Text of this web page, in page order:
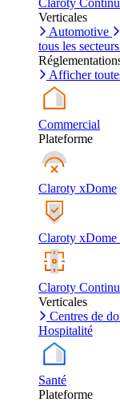
Claroty
Verticales
Automotive
tous les
Afficher
Commercial
Plateforme
Claroty xDome
Claroty xDome
Claroty
Verticales
Centres de
Hospitalité
Santé
Plateforme